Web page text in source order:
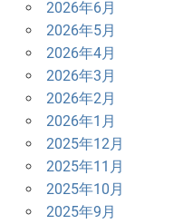
ョ
ン
2026年6月
2026年5月
2026年4月
2026年3月
2026年2月
2026年1月
2025年12月
2025年11月
2025年10月
2025年9月